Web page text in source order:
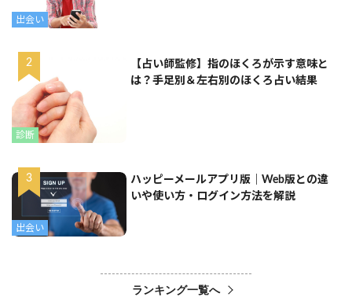
出会い
診断
【占い師監修】指のほくろが示す意味と
は？手足別＆左右別のほくろ占い結果
出会い
ハッピーメールアプリ版｜Web版との違
いや使い方・ログイン方法を解説
ランキング一覧へ